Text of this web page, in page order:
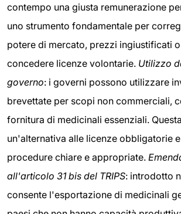
contempo una giusta remunerazione
uno strumento fondamentale per
potere di mercato, prezzi ingiustificati
concedere licenze volontarie. Utilizzo
governo: i governi possono utilizzare
brevettate per scopi non commerciali,
fornitura di medicinali essenziali.
un'alternativa alle licenze obbligatorie
procedure chiare e appropriate.
all'articolo 31 bis del TRIPS: introdotto
consente l'esportazione di medicinali